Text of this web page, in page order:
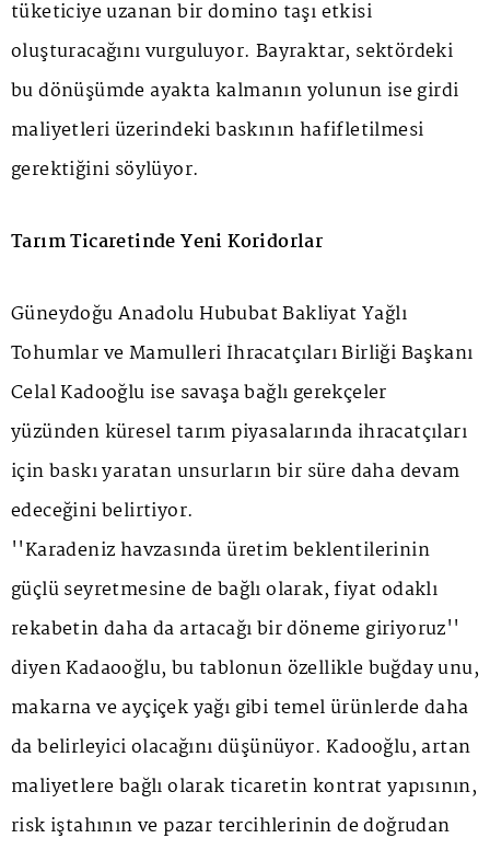
tüketiciye uzanan bir domino taşı etkisi
oluşturacağını vurguluyor. Bayraktar, sektördeki
bu dönüşümde ayakta kalmanın yolunun ise girdi
maliyetleri üzerindeki baskının hafifletilmesi
gerektiğini söylüyor.
Tarım Ticaretinde Yeni Koridorlar
Güneydoğu Anadolu Hububat Bakliyat Yağlı
Tohumlar ve Mamulleri İhracatçıları Birliği Başkanı
Celal Kadooğlu ise savaşa bağlı gerekçeler
yüzünden küresel tarım piyasalarında ihracatçıları
için baskı yaratan unsurların bir süre daha devam
edeceğini belirtiyor.
''Karadeniz havzasında üretim beklentilerinin
güçlü seyretmesine de bağlı olarak, fiyat odaklı
rekabetin daha da artacağı bir döneme giriyoruz''
diyen Kadaooğlu, bu tablonun özellikle buğday unu,
makarna ve ayçiçek yağı gibi temel ürünlerde daha
da belirleyici olacağını düşünüyor. Kadooğlu, artan
maliyetlere bağlı olarak ticaretin kontrat yapısının,
risk iştahının ve pazar tercihlerinin de doğrudan